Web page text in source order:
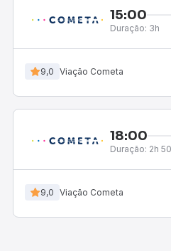
15:00
Duração: 3h
9,0 Viação Cometa
18:00
Duração: 2h
9,0 Viação Cometa